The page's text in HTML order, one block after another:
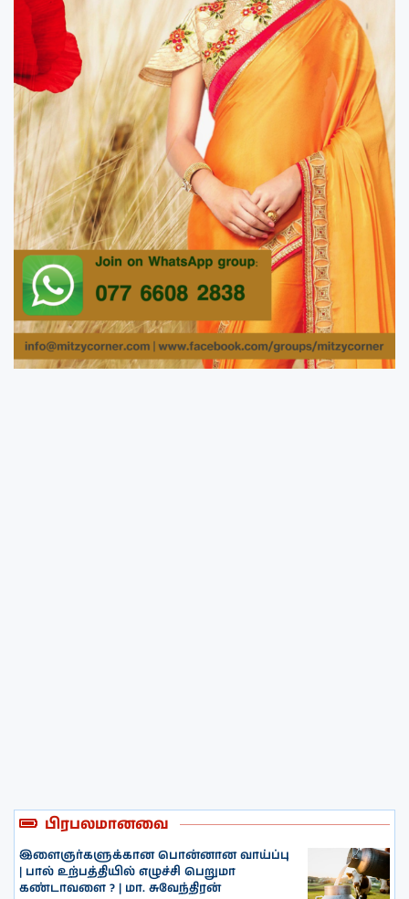
பிரபலமானவை
இளைஞர்களுக்கான பொன்னான வாய்ப்பு
| பால் உற்பத்தியில் எழுச்சி பெறுமா
கண்டாவளை ? | மா. சுவேந்திரன்